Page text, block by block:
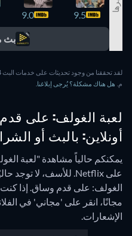
9.5
9.0
بث
م.
هل هناك مشكلة؟ يُرجى إبلاغنا.
لعبة الغولف: على
أونلاين: بالبث أو
على Netflix.
للأسف، لا توجد
الغولف: على قدم وساق. إذا
مجانًا، انقر على 'مجاني' في
الإشعارات.